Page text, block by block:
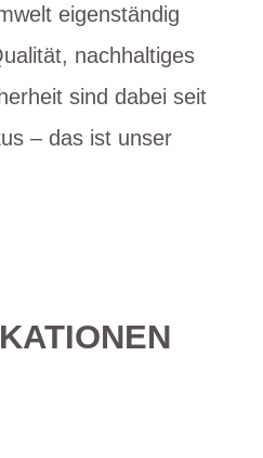
eigenständig
nachhaltiges
sind dabei seit
– das ist unser